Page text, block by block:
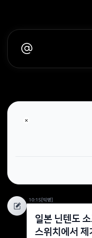
10:15[익명]
일본 닌텐도
스위치에서